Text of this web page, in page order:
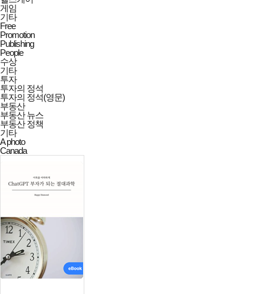
게임
기타
Free
Promotion
Publishing
People
수상
기타
투자
투자의 정석
투자의 정석(영문)
부동산
부동산 뉴스
부동산 정책
기타
A photo
Canada